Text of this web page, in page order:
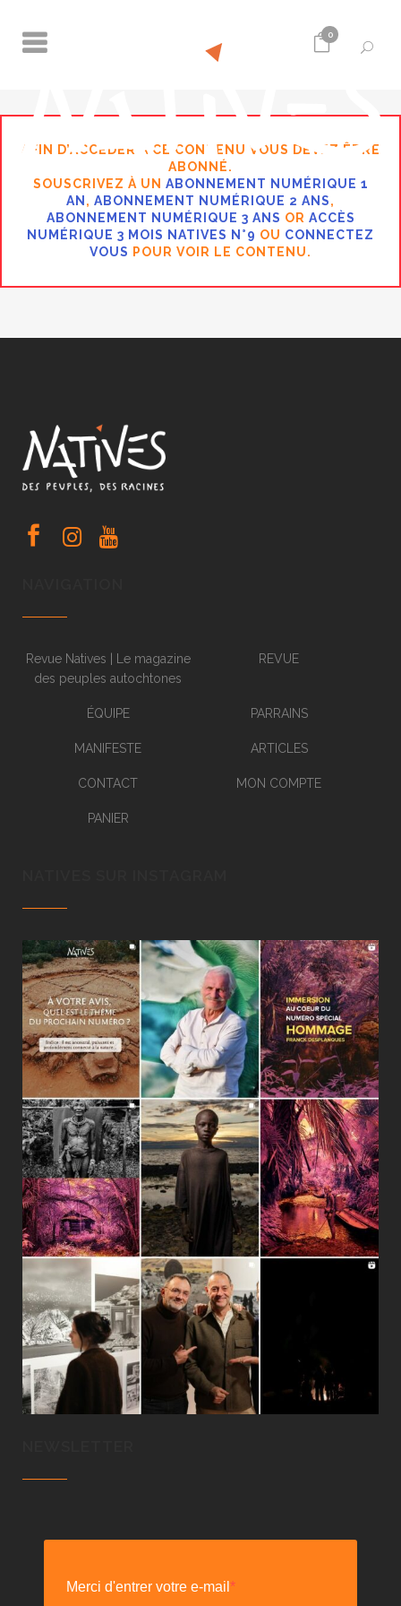
0
AFIN D’ACCÉDER À CE CONTENU VOUS DEVEZ ÊTRE
ABONNÉ.
SOUSCRIVEZ À UN ABONNEMENT NUMÉRIQUE 1
AN , ABONNEMENT NUMÉRIQUE 2 ANS,
ABONNEMENT NUMÉRIQUE 3 ANS OR ACCÈS
NUMÉRIQUE 3 MOIS NATIVES N°9 OU CONNECTEZ
VOUS POUR VOIR LE CONTENU.
Revue Natives | Le magazine
des peuples autochtones
REVUE
ÉQUIPE PARRAINS
MANIFESTE ARTICLES
CONTACT MON COMPTE
PANIER
Merci d'entrer votre e-mail